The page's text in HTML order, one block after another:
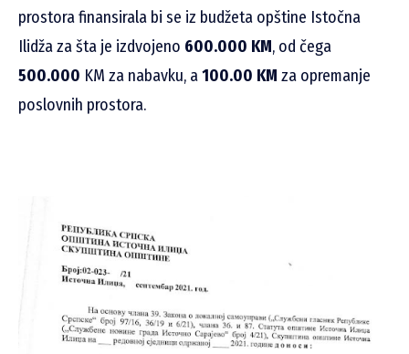
prostora finansirala bi se iz budžeta opštine Istočna
Ilidža za šta je izdvojeno 600.000 KM, od čega
500.000 KM za nabavku, a100.00 KM za opremanje
poslovnih prostora.